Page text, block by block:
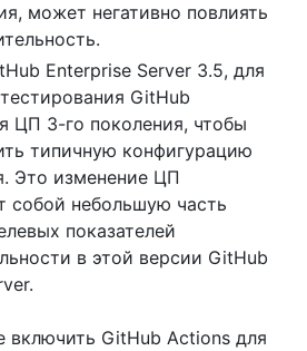
может негативно повлиять
Enterprise Server 3.5, для
GitHub
ЦП 3-го поколения, чтобы
типичную конфигурацию
Это изменение ЦП
собой небольшую часть
показателей
в этой версии GitHub
включить GitHub Actions для